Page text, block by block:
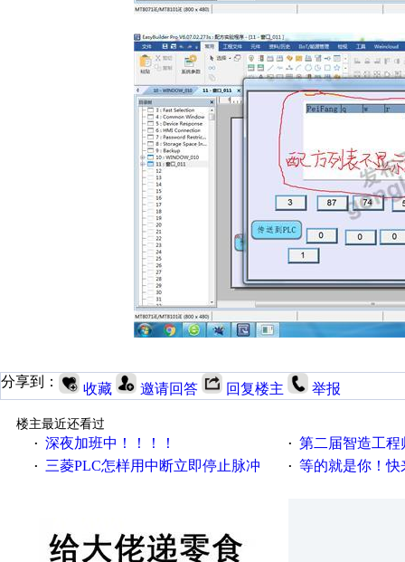
分享到： 收藏 邀请回答 回复楼主 举报
楼主最近还看过
· 深夜加班中！！！！ · 第二届智造工程师节
· 三菱PLC怎样用中断立即停止脉冲 · 等的就是你！快来